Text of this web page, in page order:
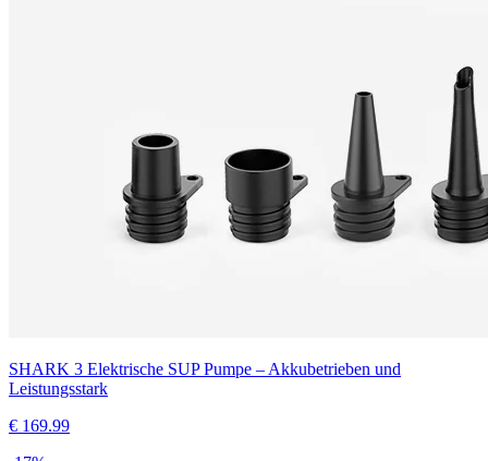
SHARK 3 Elektrische SUP Pumpe – Akkubetrieben und
Leistungsstark
€ 169.99